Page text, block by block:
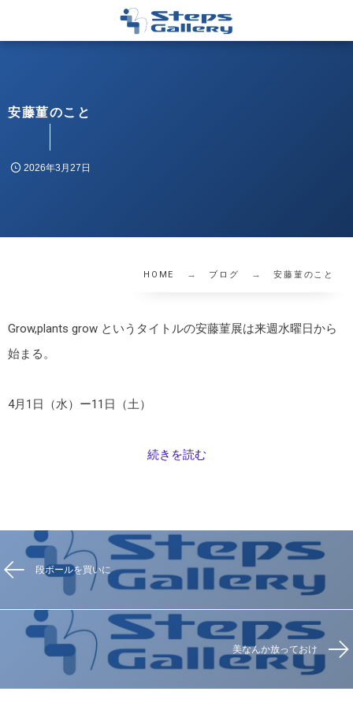
安藤菫のこと
2026年3月27日
HOME ブログ 安藤菫のこと
Grow,plants grow というタイトルの安藤菫展は来週水曜日から
始まる。
4月1日（水）ー11日（土）
続きを読む
段ボールを買いに
美なんか放っておけ